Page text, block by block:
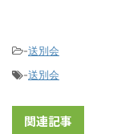
-送別会
-送別会
関連記事